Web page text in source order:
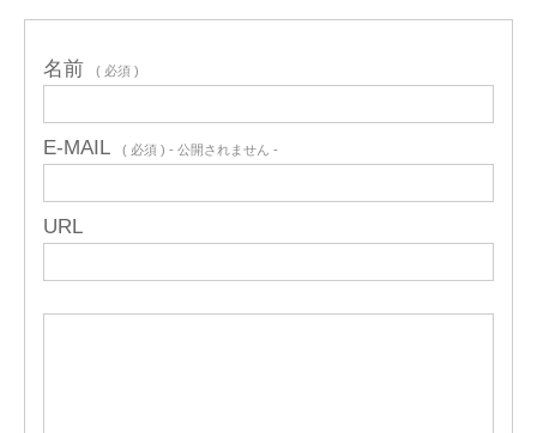
名前 ( 必須 )
E-MAIL ( 必須 ) - 公開されません -
URL